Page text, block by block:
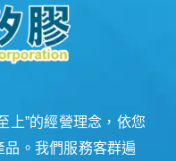
上”的經營理念，依您
。我們服務客群遍